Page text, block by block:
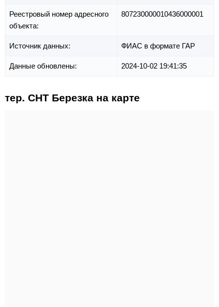
Реестровый номер адресного
объекта:
807230000010436000001
Источник данных: ФИАС в формате ГАР
Данные обновлены: 2024-10-02 19:41:35
тер. СНТ Березка на карте